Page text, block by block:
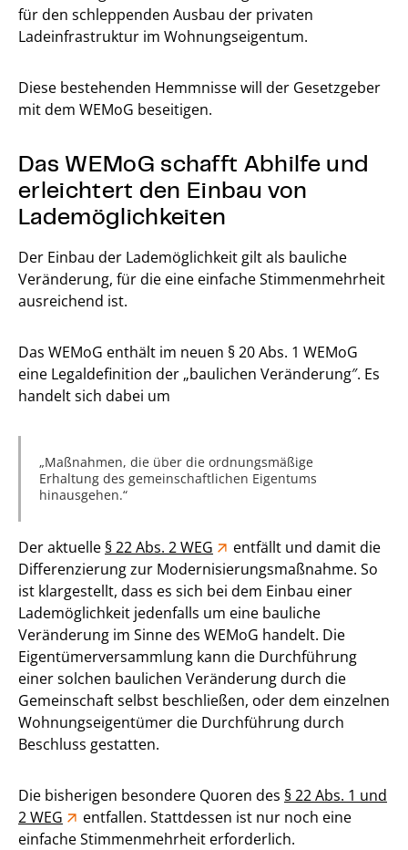
für den schleppenden Ausbau der privaten
Ladeinfrastruktur im Wohnungseigentum.
Diese bestehenden Hemmnisse will der Gesetzgeber
mit dem WEMoG beseitigen.
Das WEMoG schafft Abhilfe und
erleichtert den Einbau von
Lademöglichkeiten
Der Einbau der Lademöglichkeit gilt als bauliche
Veränderung, für die eine einfache Stimmenmehrheit
ausreichend ist.
Das WEMoG enthält im neuen § 20 Abs. 1 WEMoG
eine Legaldefinition der „baulichen Veränderung″. Es
handelt sich dabei um
Maßnahmen, die über die ordnungsmäßige
Erhaltung des gemeinschaftlichen Eigentums
hinausgehen.
Der aktuelle § 22 Abs. 2 WEG
entfällt und damit die
Differenzierung zur Modernisierungsmaßnahme. So
ist klargestellt, dass es sich bei dem Einbau einer
Lademöglichkeit jedenfalls um eine bauliche
Veränderung im Sinne des WEMoG handelt. Die
Eigentümerversammlung kann die Durchführung
einer solchen baulichen Veränderung durch die
Gemeinschaft selbst beschließen, oder dem einzelnen
Wohnungseigentümer die Durchführung durch
Beschluss gestatten.
Die bisherigen besondere Quoren des § 22 Abs. 1 und
2 WEG
entfallen. Stattdessen ist nur noch eine
einfache Stimmenmehrheit erforderlich.